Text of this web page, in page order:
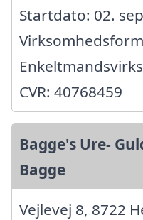
Startdato: 02.
CVR: 40768459
Bagge's Ure-
Bagge
Vejlevej 8, 8722